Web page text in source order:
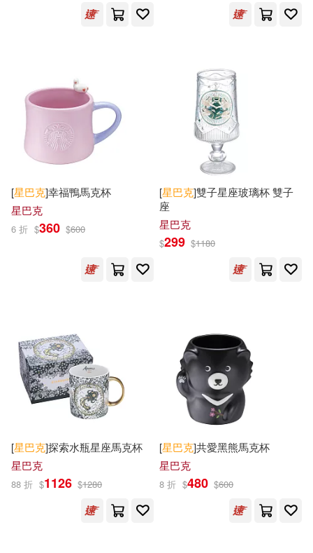
[星巴克]幸福鴨馬克杯
星巴克
6 折 $360 $600
[星巴克]雙子星座玻璃杯 雙子
座
星巴克
$299 $1180
[星巴克]探索水瓶星座馬克杯
星巴克
88 折 $1126 $1280
[星巴克]共愛黑熊馬克杯
星巴克
8 折 $480 $600